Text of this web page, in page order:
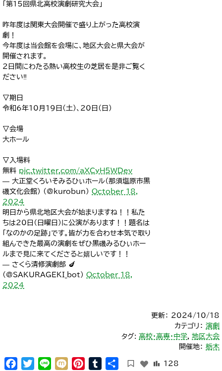
「第15回県北高校演劇研究大会」
昨年度は関東大会開催で盛り上がった高校演
劇！
今年度は当会館を会場に、地区大会と県大会が
開催されます。
2日間にわたる熱い高校生の芝居を是非ご覧く
ださい‼️
▽期日
令和6年10月19日(土)、20日(日)
▽会場
大ホール
▽入場料
無料 pic.twitter.com/aXCyH5WDev
— 大正堂くろいそみるひぃホール（那須塩原市黒
磯文化会館） (@kurobun) October 18,
2024
明日から県北地区大会が始まりますね！！私た
ちは20日（日曜日）に公演があります！！題名は
「なのかの足跡」です。皆が力を合わせ本気で取り
組んできた最高の演劇をぜひ黒磯みるひぃホー
ルまで見に来てくださると嬉しいです！！
— さくら清修演劇部 🍆
(@SAKURAGEKI_bot) October 18,
2024
更新： 2024/10/18
カテゴリ： 演劇
タグ: 高校・高専・中学, 地区大会
開催地： 栃木
Facebook
Twitter
Line Mixi Pinterest
Tumblr 128